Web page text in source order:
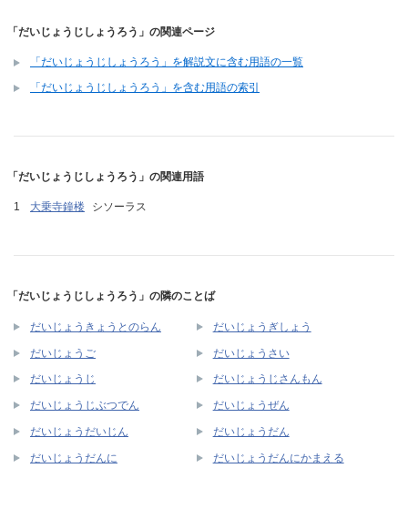
「だいじょうじしょうろう」の関連ページ
「だいじょうじしょうろう」を解説文に含む用語の一覧
「だいじょうじしょうろう」を含む用語の索引
「だいじょうじしょうろう」の関連用語
大乗寺鐘楼 シソーラス
「だいじょうじしょうろう」の隣のことば
だいじょうきょうとのらん だいじょうぎしょう
だいじょうご だいじょうさい
だいじょうじ だいじょうじさんもん
だいじょうじぶつでん だいじょうぜん
だいじょうだいじん だいじょうだん
だいじょうだんに だいじょうだんにかまえる